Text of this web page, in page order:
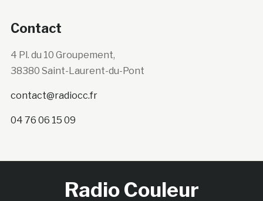
Contact
4 Pl. du 10 Groupement,
38380 Saint-Laurent-du-Pont
contact@radiocc.fr
04 76 06 15 09
Radio Couleur